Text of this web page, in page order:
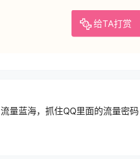
给TA打赏
流量蓝海，抓住QQ里面的流量密